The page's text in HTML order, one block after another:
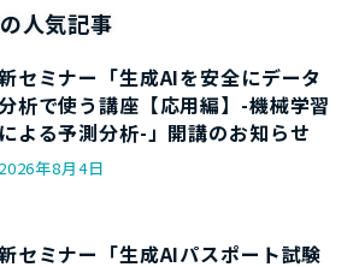
人気記事
セミナー「生成AIを安全にデータ
析で使う講座【応用編】-機械学習
による予測分析-」開講のお知らせ
2026年8月4日
セミナー「生成AIパスポート試験